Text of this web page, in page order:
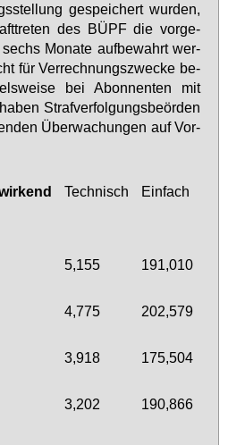
ge­spei­chert wur­den,
des BÜPF die vor­ge­
Mo­na­te auf­be­wahrt wer­
für Ver­rech­nungs­zwe­cke be­
bei Abon­nen­ten mit
Straf­ver­fol­gungs­be­ör­den
Über­wa­chun­gen auf Vor­
Technisch Einfach
5,155 191,010
4,775 202,579
3,918 175,504
3,202 190,866